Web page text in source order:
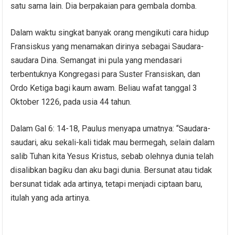
satu sama lain. Dia berpakaian para gembala domba.
Dalam waktu singkat banyak orang mengikuti cara hidup
Fransiskus yang menamakan dirinya sebagai Saudara-
saudara Dina. Semangat ini pula yang mendasari
terbentuknya Kongregasi para Suster Fransiskan, dan
Ordo Ketiga bagi kaum awam. Beliau wafat tanggal 3
Oktober 1226, pada usia 44 tahun.
Dalam Gal 6: 14-18, Paulus menyapa umatnya: “Saudara-
saudari, aku sekali-kali tidak mau bermegah, selain dalam
salib Tuhan kita Yesus Kristus, sebab olehnya dunia telah
disalibkan bagiku dan aku bagi dunia. Bersunat atau tidak
bersunat tidak ada artinya, tetapi menjadi ciptaan baru,
itulah yang ada artinya.